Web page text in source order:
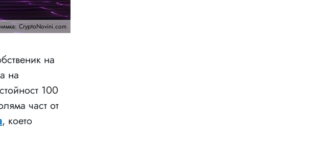
CryptoNovini.com
на
на
100
част от
, което